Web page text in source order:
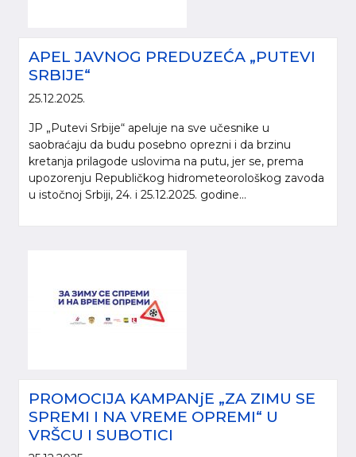
APEL JAVNOG PREDUZEĆA „PUTEVI
SRBIJE“
25.12.2025.
JP „Putevi Srbije“ apeluje na sve učesnike u
saobraćaju da budu posebno oprezni i da brzinu
kretanja prilagode uslovima na putu, jer se, prema
upozorenju Republičkog hidrometeorološkog zavoda
u istočnoj Srbiji, 24. i 25.12.2025. godine...
PROMOCIJA KAMPANjE „ZA ZIMU SE
SPREMI I NA VREME OPREMI“ U
VRŠCU I SUBOTICI